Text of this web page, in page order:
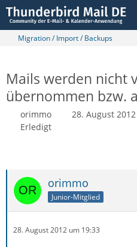
Migration / Import / Backups
Mails werden nicht
übernommen bzw.
orimmo 28. August
Erledigt
orimmo
Junior-Mitglied
28. August 2012 um 19:33